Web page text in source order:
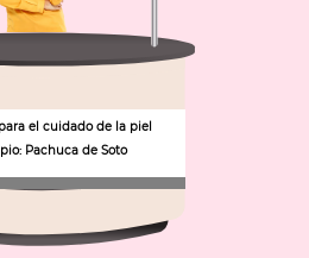
el cuidado de la piel
Pachuca de Soto